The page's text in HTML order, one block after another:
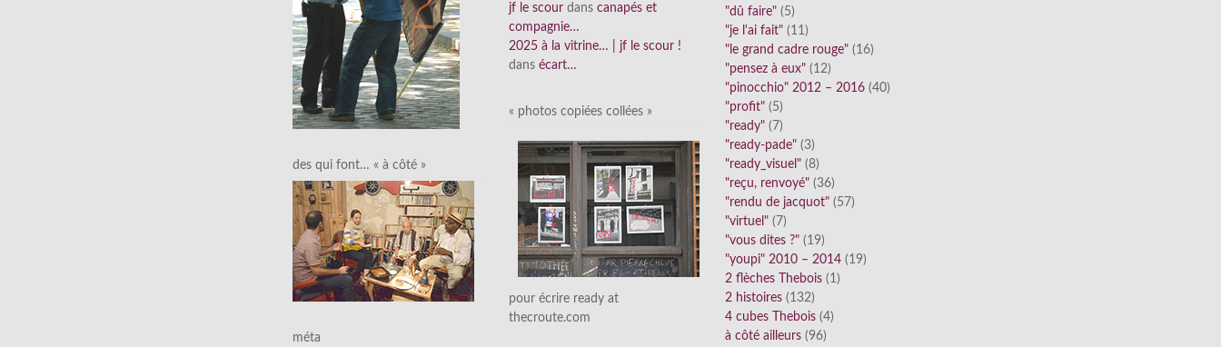
des qui font… « à côté »
méta
jf le scour dans canapés et
compagnie…
2025 à la vitrine… | jf le scour !
dans écart…
« photos copiées collées »
pour écrire ready at
thecroute.com
"dû faire" (5)
"je l'ai fait" (11)
"le grand cadre rouge" (16)
"pensez à eux" (12)
"pinocchio" 2012 – 2016 (40)
"profit" (5)
"ready" (7)
"ready-pade" (3)
"ready_visuel" (8)
"reçu, renvoyé" (36)
"rendu de jacquot" (57)
"virtuel" (7)
"vous dites ?" (19)
"youpi" 2010 – 2014 (19)
2 flèches Thebois (1)
2 histoires (132)
4 cubes Thebois (4)
à côté ailleurs (96)